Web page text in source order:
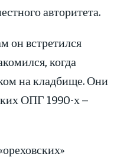
авторитета.
он встретился
когда
на кладбище. Они
ОПГ 1990-х –